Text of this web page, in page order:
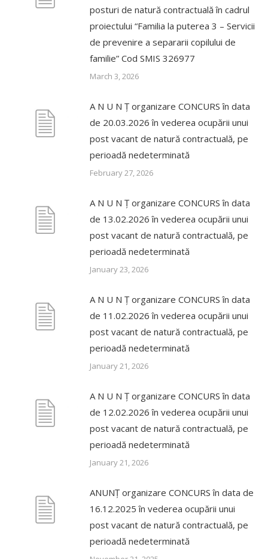
posturi de natură contractuală în cadrul
proiectului “Familia la puterea 3 – Servicii
de prevenire a separarii copilului de
familie” Cod SMIS 326977
March 3, 2026
A N U N Ț organizare CONCURS în data
de 20.03.2026 în vederea ocupării unui
post vacant de natură contractuală, pe
perioadă nedeterminată
February 27, 2026
A N U N Ț organizare CONCURS în data
de 13.02.2026 în vederea ocupării unui
post vacant de natură contractuală, pe
perioadă nedeterminată
January 23, 2026
A N U N Ț organizare CONCURS în data
de 11.02.2026 în vederea ocupării unui
post vacant de natură contractuală, pe
perioadă nedeterminată
January 21, 2026
A N U N Ț organizare CONCURS în data
de 12.02.2026 în vederea ocupării unui
post vacant de natură contractuală, pe
perioadă nedeterminată
January 21, 2026
ANUNȚ organizare CONCURS în data de
16.12.2025 în vederea ocupării unui
post vacant de natură contractuală, pe
perioadă nedeterminată